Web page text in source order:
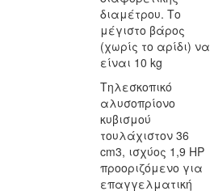
διαμέτρου. Το
μέγιστο βάρος
(χωρίς το αρίδι) να
είναι 10 kg
Τηλεσκοπικό
αλυσοπρίονο
κυβισμού
τουλάχιστον 36
cm3, ισχύος 1,9 HP
προοριζόμενο για
επαγγελματική